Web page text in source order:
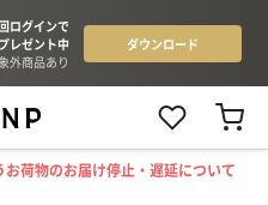
お荷物のお届け停止・遅延について